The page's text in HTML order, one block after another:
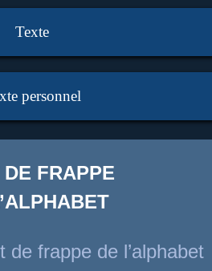
Texte
personnel
FRAPPE
frappe de l’alphabet